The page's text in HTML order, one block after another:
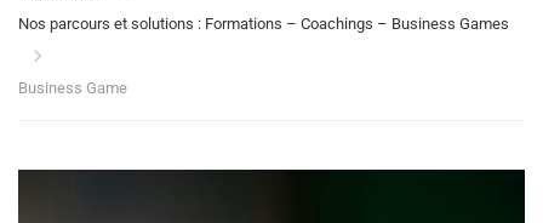
Nos parcours et solutions : Formations – Coachings – Business Games
Business Game